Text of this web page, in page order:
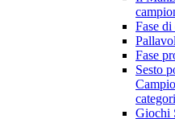
Fase
Fase
Sesto
Giochi